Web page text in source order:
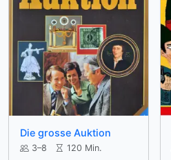
Die grosse Auktion
3–8
120 Min.